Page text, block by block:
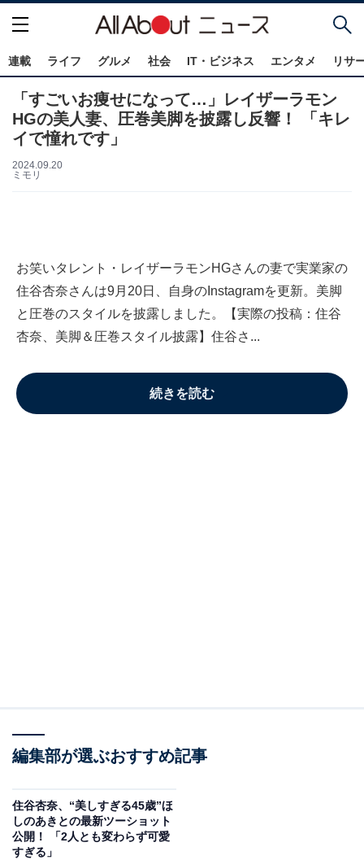
連載 ライフ グルメ 社会 IT・ビジネス エンタメ リサ
「すごいお痩せになって…」レイザーラモン
HGの美人妻、圧巻美脚を披露し反響！ 「キレ
イで憧れです」
2024.09.20
ミモリ
お笑いタレント・レイザーラモンHGさんの妻で実業家の
住谷杏奈さんは9月20日、自身のInstagramを更新。美脚
と圧巻のスタイルを披露しました。【実際の投稿：住谷
杏奈、美脚＆圧巻スタイル披露】住谷さ...
続きを読む
編集部が選ぶおすすめ記事
住谷杏奈、“美しすぎる45歳”ほ
しのあきとの最新ツーショット
公開！ 「2人とも変わらず可愛
すぎる」